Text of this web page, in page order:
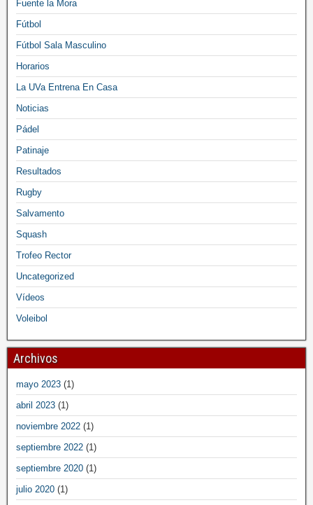
Fuente la Mora
Fútbol
Fútbol Sala Masculino
Horarios
La UVa Entrena En Casa
Noticias
Pádel
Patinaje
Resultados
Rugby
Salvamento
Squash
Trofeo Rector
Uncategorized
Vídeos
Voleibol
Archivos
mayo 2023 (1)
abril 2023 (1)
noviembre 2022 (1)
septiembre 2022 (1)
septiembre 2020 (1)
julio 2020 (1)